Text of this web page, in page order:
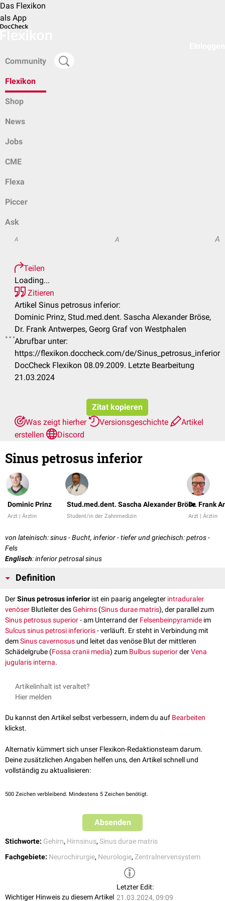
Das Flexikon
als App
Community
Flexikon
Shop
News
Jobs
CME
Flexa
Piccer
Ask
A A A
Teilen
Loading...
Zitieren
Artikel Sinus petrosus inferior:
Dominic Prinz, Stud.med.dent. Sascha Alexander Bröse,
Dr. Frank Antwerpes, Georg Graf von Westphalen
Abrufbar unter:
https://flexikon.doccheck.com/de/Sinus_petrosus_inferior
DocCheck Flexikon 08.09.2009. Letzte Bearbeitung
21.03.2024
Zitat kopieren
Was zeigt hierher
Versionsgeschichte
Artikel
erstellen
Discord
Sinus petrosus inferior
Dominic Prinz
Arzt | Ärztin
Stud.med.dent. Sascha Alexander Bröse
Student/in der Zahnmedizin
Dr. Frank
Arzt | Ärztin
von lateinisch: sinus - Bucht, inferior - tiefer und griechisch: petros -
Fels
Englisch: inferior petrosal sinus
Definition
DerSinus petrosus inferior ist ein paarig angelegter intraduraler
venöser Blutleiter desGehirns (Sinus durae matris), der parallel zum
Sinus petrosus superior- am Unterrand der Felsenbeinpyramide im
Sulcus sinus petrosi inferioris- verläuft. Er steht in Verbindung mit
demSinus cavernosus und leitet das venöse Blut der mittleren
Schädelgrube (Fossa cranii media) zum Bulbus superiorderVena
jugularis interna.
Artikelinhalt ist veraltet?
Hier melden
Du kannst den Artikel selbst verbessern, indem du auf Bearbeiten
klickst.
Alternativ kümmert sich unser Flexikon-Redaktionsteam darum.
Deine zusätzlichen Angaben helfen uns, den Artikel schnell und
vollständig zu aktualisieren:
500 Zeichen verbleibend. Mindestens 5 Zeichen benötigt.
Absenden
Stichworte: Gehirn, Hirnsinus, Sinus durae matris
Fachgebiete: Neurochirurgie, Neurologie, Zentralnervensystem
Wichtiger Hinweis zu diesem Artikel
Letzter Edit:
21.03.2024, 09:09